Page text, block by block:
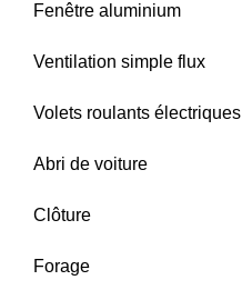
Fenêtre aluminium
Ventilation simple flux
Volets roulants électriques
Abri de voiture
Clôture
Forage